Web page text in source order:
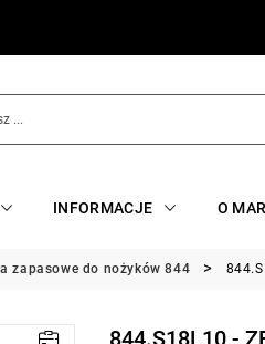
INFORMACJE O
zapasowe do nożyków 844
844.S18L10 -